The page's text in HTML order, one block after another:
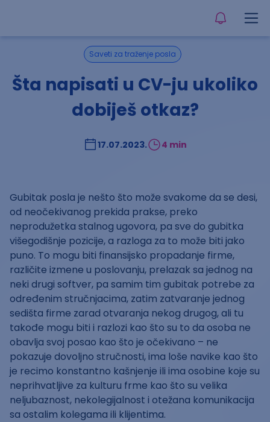
Saveti za traženje posla
Šta napisati u CV-ju ukoliko
dobiješ otkaz?
17.07.2023. 4 min
Gubitak posla je nešto što može svakome da se desi,
od neočekivanog prekida prakse, preko
neprodužetka stalnog ugovora, pa sve do gubitka
višegodišnje pozicije, a razloga za to može biti jako
puno. To mogu biti finansijsko propadanje firme,
različite izmene u poslovanju, prelazak sa jednog na
neki drugi softver, pa samim tim gubitak potrebe za
određenim stručnjacima, zatim zatvaranje jednog
sedišta firme zarad otvaranja nekog drugog, ali tu
takođe mogu biti i razlozi kao što su to da osoba ne
obavlja svoj posao kao što je očekivano – ne
pokazuje dovoljno stručnosti, ima loše navike kao što
je recimo konstantno kašnjenje ili ima osobine koje su
neprihvatljive za kulturu frme kao što su velika
neljubaznost, nekolegijalnost i otežana komunikacija
sa ostalim kolegama ili klijentima.